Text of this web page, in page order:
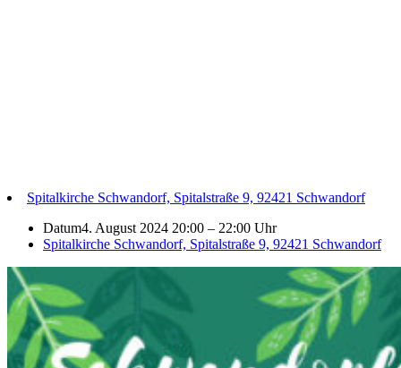
Spitalkirche Schwandorf, Spitalstraße 9, 92421 Schwandorf
Datum4. August 2024 20:00 – 22:00 Uhr
Spitalkirche Schwandorf, Spitalstraße 9, 92421 Schwandorf